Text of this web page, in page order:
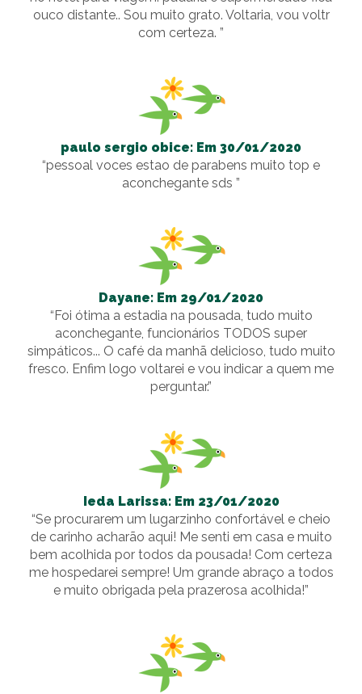
ouco distante.. Sou muito grato. Voltaria, vou voltr
com certeza. ”
paulo sergio obice: Em 30/01/2020
“pessoal voces estao de parabens muito top e
aconchegante sds ”
Dayane: Em 29/01/2020
“Foi ótima a estadia na pousada, tudo muito
aconchegante, funcionários TODOS super
simpáticos... O café da manhã delicioso, tudo muito
fresco. Enfim logo voltarei e vou indicar a quem me
perguntar.”
Ieda Larissa: Em 23/01/2020
“Se procurarem um lugarzinho confortável e cheio
de carinho acharão aqui! Me senti em casa e muito
bem acolhida por todos da pousada! Com certeza
me hospedarei sempre! Um grande abraço a todos
e muito obrigada pela prazerosa acolhida!”